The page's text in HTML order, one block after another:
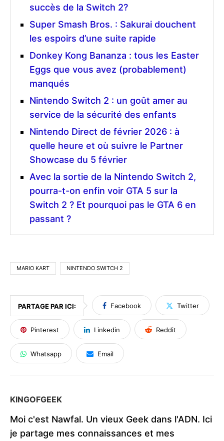
succès de la Switch 2?
Super Smash Bros. : Sakurai douchent
les espoirs d’une suite rapide
Donkey Kong Bananza : tous les Easter
Eggs que vous avez (probablement)
manqués
Nintendo Switch 2 : un goût amer au
service de la sécurité des enfants
Nintendo Direct de février 2026 : à
quelle heure et où suivre le Partner
Showcase du 5 février
Avec la sortie de la Nintendo Switch 2,
pourra-t-on enfin voir GTA 5 sur la
Switch 2 ? Et pourquoi pas le GTA 6 en
passant ?
MARIO KART NINTENDO SWITCH 2
PARTAGE PAR ICI: Facebook Twitter
Pinterest Linkedin Reddit
Whatsapp Email
KINGOFGEEK
Moi c'est Nawfal. Un vieux Geek dans l'ADN. Ici
je partage mes connaissances et mes